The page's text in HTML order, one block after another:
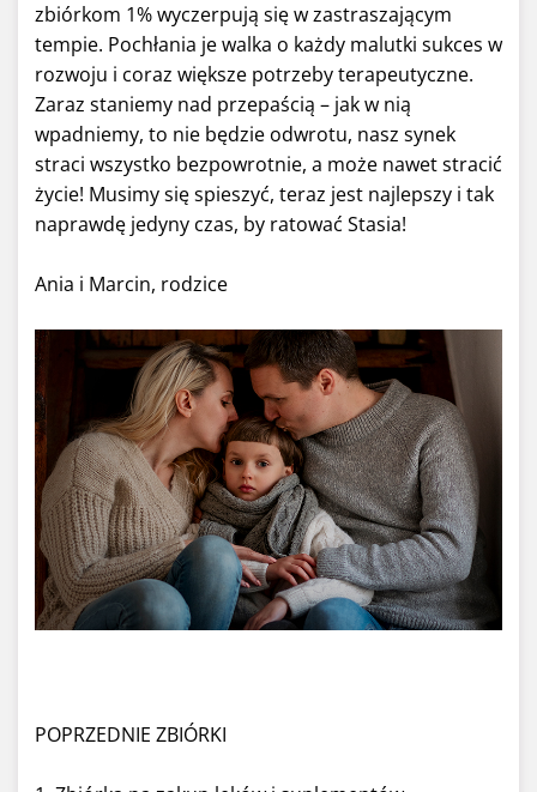
zbiórkom 1% wyczerpują się w zastraszającym
tempie. Pochłania je walka o każdy malutki sukces w
rozwoju i coraz większe potrzeby terapeutyczne.
Zaraz staniemy nad przepaścią – jak w nią
wpadniemy, to nie będzie odwrotu, nasz synek
straci wszystko bezpowrotnie, a może nawet stracić
życie! Musimy się spieszyć, teraz jest najlepszy i tak
naprawdę jedyny czas, by ratować Stasia!
Ania i Marcin, rodzice
POPRZEDNIE ZBIÓRKI